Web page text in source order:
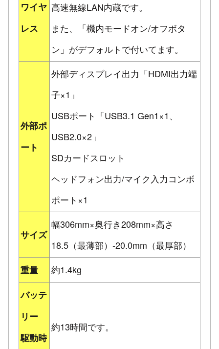
ワイヤ
レス
高速無線LAN内蔵です。
また、「機内モードオン/オフボタ
ン」がデフォルトで付いてます。
外部ポ
ート
外部ディスプレイ出力「HDMI出力端
子×1」
USBポート「USB3.1 Gen1×1、
USB2.0×2」
SDカードスロット
ヘッドフォン出力/マイク入力コンボ
ポート×1
サイズ
幅306mm×奥行き208mm×高さ
18.5（最薄部）-20.0mm（最厚部）
重量
約1.4kg
バッテ
リー
駆動時
約13時間です。